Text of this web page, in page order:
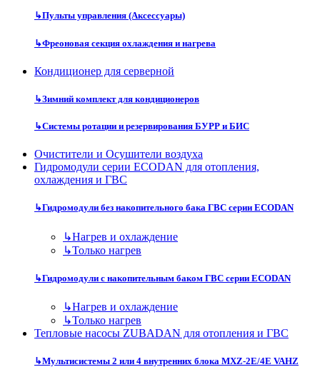
↳Пульты управления (Аксессуары)
↳Фреоновая секция охлаждения и нагрева
Кондиционер для серверной
↳Зимний комплект для кондиционеров
↳Системы ротации и резервирования БУРР и БИС
Очистители и Осушители воздуха
Гидромодули серии ECODAN для отопления,
охлаждения и ГВС
↳Гидромодули без накопительного бака ГВС серии ECODAN
↳Нагрев и охлаждение
↳Только нагрев
↳Гидромодули с накопительным баком ГВС серии ECODAN
↳Нагрев и охлаждение
↳Только нагрев
Тепловые насосы ZUBADAN для отопления и ГВС
↳Мультисистемы 2 или 4 внутренних блока MXZ-2E/4E VAHZ